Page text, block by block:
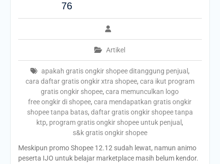
76
Artikel
apakah gratis ongkir shopee ditanggung penjual ,
cara daftar gratis ongkir xtra shopee, cara ikut program
gratis ongkir shopee,cara memunculkan logo
free ongkir di shopee,cara mendapatkan gratis ongkir
shopee tanpa batas, daftar gratis ongkir shopee tanpa
ktp, program gratis ongkir shopee untuk penjual ,
s&k gratis ongkir shopee
Meskipun promo Shopee 12.12 sudah lewat, namun animo
peserta IJO untuk belajar marketplace masih belum kendor.